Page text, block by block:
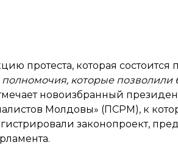
протеста, которая
которые позволили
новоизбранный
Молдовы» (ПСРМ), к
законопроект,